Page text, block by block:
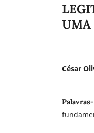
UMA
César